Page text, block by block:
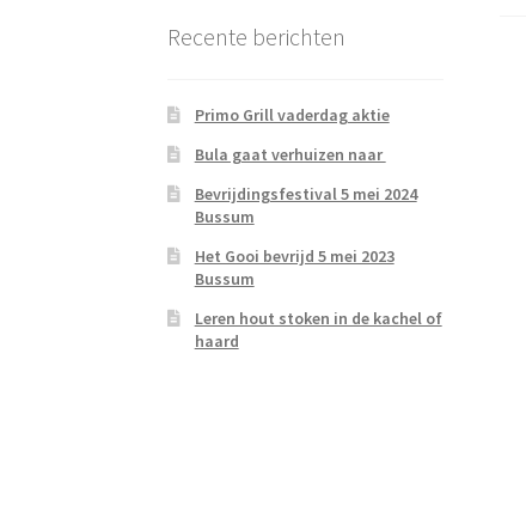
Recente berichten
Primo Grill vaderdag aktie
Bula gaat verhuizen naar
Bevrijdingsfestival 5 mei 2024
Bussum
Het Gooi bevrijd 5 mei 2023
Bussum
Leren hout stoken in de kachel of
haard